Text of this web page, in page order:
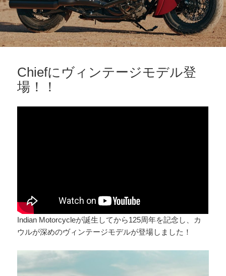
Chiefにヴィンテージモデル登
場！！
Indian Motorcycleが誕生してから125周年を記念し、カ
ウルが深めのヴィンテージモデルが登場しました！